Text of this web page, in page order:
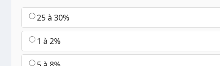
25 à 30%
1 à 2%